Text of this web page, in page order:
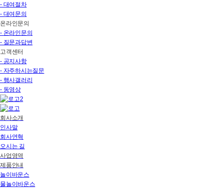
- 대여절차
- 대여문의
온라인문의
- 온라인문의
- 질문과답변
고객센터
- 공지사항
- 자주하시는질문
- 행사갤러리
- 동영상
회사소개
인사말
회사연혁
오시는 길
사업영역
제품안내
놀이바운스
물놀이바운스